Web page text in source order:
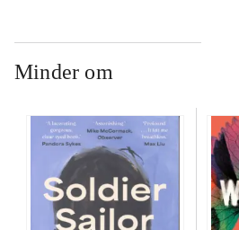
Minder om